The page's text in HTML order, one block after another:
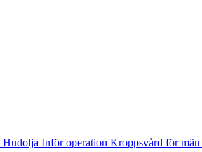
Hudolja Inför operation Kroppsvård för män